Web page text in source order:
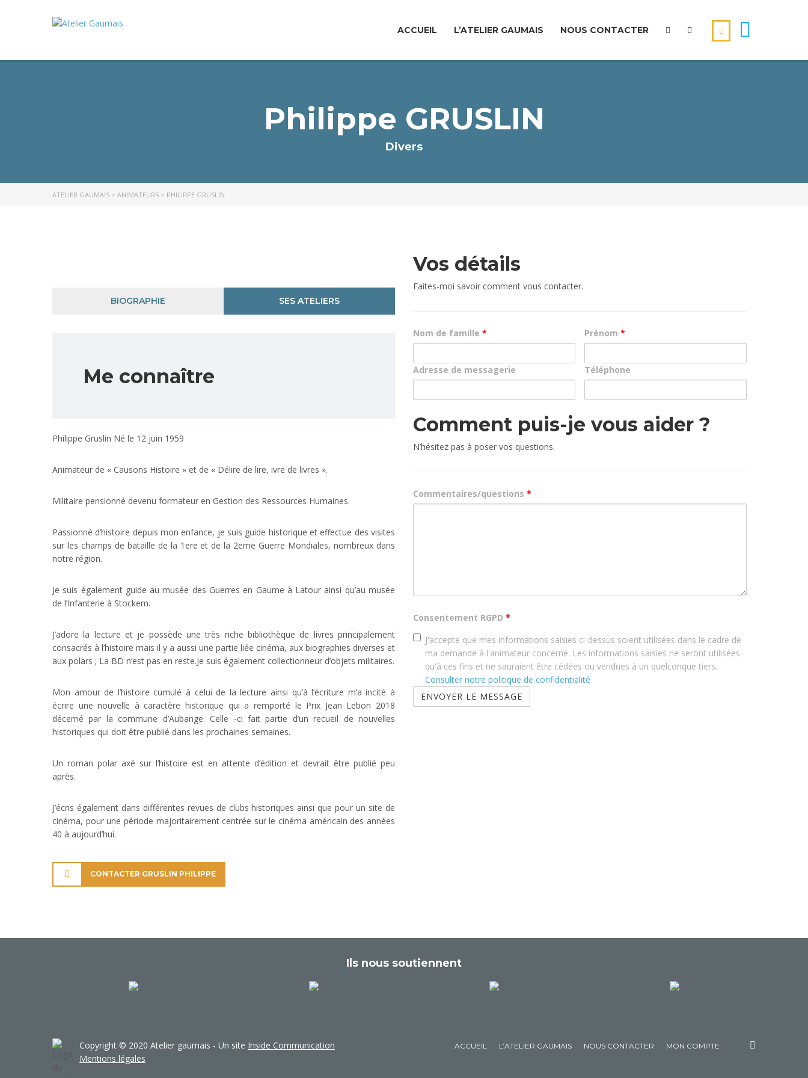
ACCUEIL L’ATELIER GAUMAIS NOUS CONTACTER
Philippe GRUSLIN
Divers
ATELIER GAUMAIS > ANIMATEURS > PHILIPPE GRUSLIN
BIOGRAPHIE SES ATELIERS
Me connaître
Philippe Gruslin Né le 12 juin 1959
Animateur de « Causons Histoire » et de « Délire de lire, ivre de livres ».
Militaire pensionné devenu formateur en Gestion des Ressources Humaines.
Passionné d’histoire depuis mon enfance, je suis guide historique et effectue des visites
sur les champs de bataille de la 1ere et de la 2eme Guerre Mondiales, nombreux dans
notre région.
Je suis également guide au musée des Guerres en Gaume à Latour ainsi qu’au musée
de l’Infanterie à Stockem.
J’adore la lecture et je possède une très riche bibliothèque de livres principalement
consacrés à l’histoire mais il y a aussi une partie liée cinéma, aux biographies diverses et
aux polars ; La BD n’est pas en reste.Je suis également collectionneur d’objets militaires.
Mon amour de l’histoire cumulé à celui de la lecture ainsi qu’à l’écriture m’a incité à
écrire une nouvelle à caractère historique qui a remporté le Prix Jean Lebon 2018
décerné par la commune d’Aubange. Celle -ci fait partie d’un recueil de nouvelles
historiques qui doit être publié dans les prochaines semaines.
Un roman polar axé sur l’histoire est en attente d’édition et devrait être publié peu
après.
J’écris également dans différentes revues de clubs historiques ainsi que pour un site de
cinéma, pour une période majoritairement centrée sur le cinéma américain des années
40 à aujourd’hui.
CONTACTER GRUSLIN PHILIPPE
Vos détails
Faites-moi savoir comment vous contacter.
Nom de famille * Prénom *
Adresse de messagerie Téléphone
Comment puis-je vous aider ?
N’hésitez pas à poser vos questions.
Commentaires/questions *
Consentement RGPD *
J'accepte que mes informations saisies ci-dessus soient utilisées dans le cadre de
ma demande à l'animateur concerné. Les informations saisies ne seront utilisées
qu'à ces fins et ne sauraient être cédées ou vendues à un quelconque tiers.
Consulter notre politique de confidentialité
Ils nous soutiennent
Copyright © 2020 Atelier gaumais - Un site Inside Communication
Mentions légales
ACCUEIL L’ATELIER GAUMAIS NOUS CONTACTER MON COMPTE